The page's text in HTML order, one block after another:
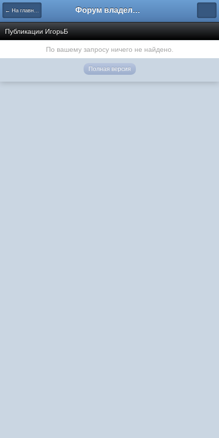
← На главную Форум владельцев интернет-магазинов
Публикации ИгорьБ
По вашему запросу ничего не найдено.
Полная версия